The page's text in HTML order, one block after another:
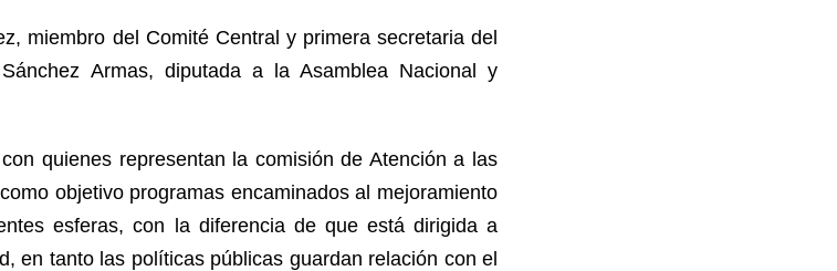
miembro del Comité Central y primera secretaria del
Armas, diputada a la Asamblea Nacional y
quienes representan la comisión de Atención a las
objetivo programas encaminados al mejoramiento
esferas, con la diferencia de que está dirigida a
en tanto las políticas públicas guardan relación con el